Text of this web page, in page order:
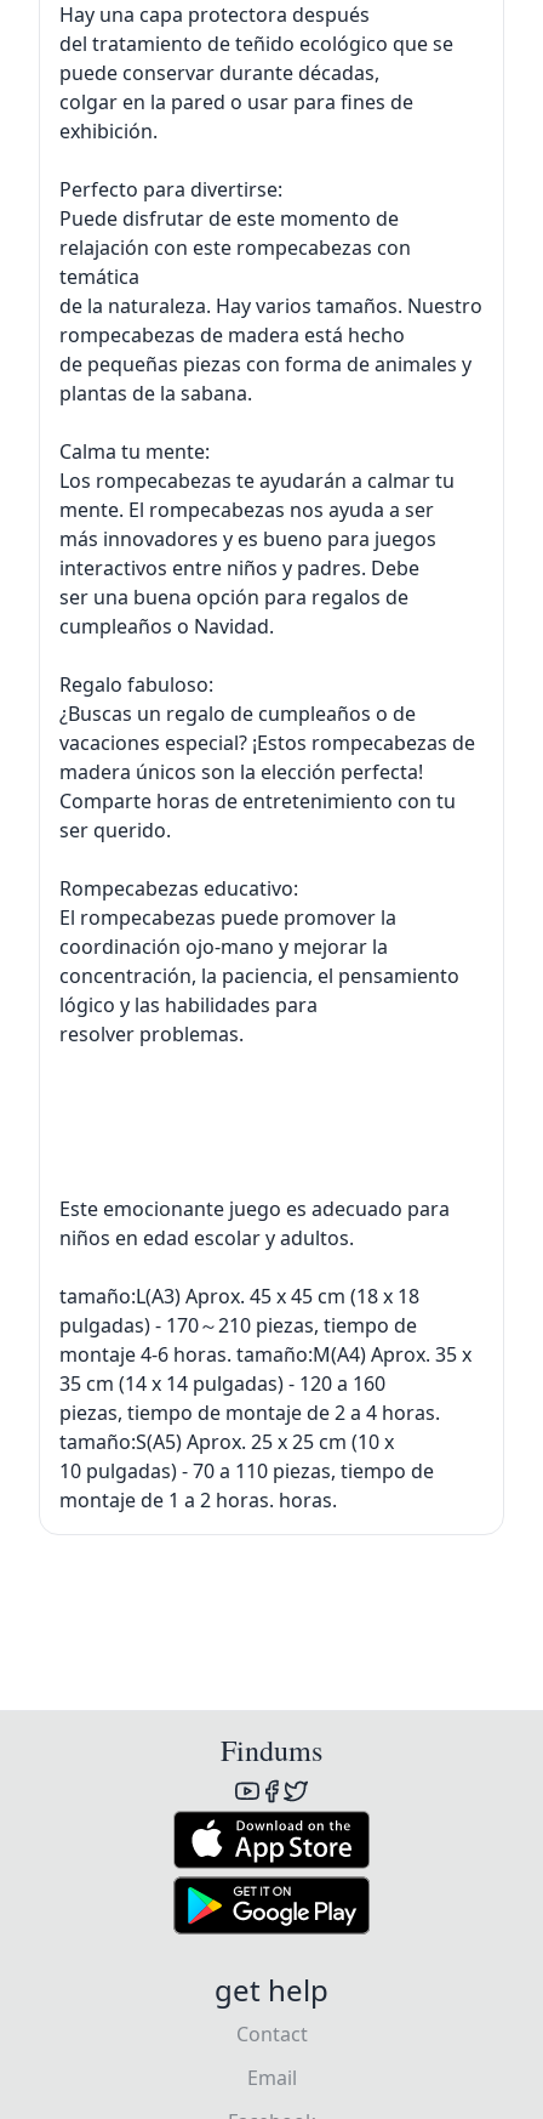
Hay una capa protectora después
del tratamiento de teñido ecológico que se
puede conservar durante décadas,
colgar en la pared o usar para fines de
exhibición.
Perfecto para divertirse:
Puede disfrutar de este momento de
relajación con este rompecabezas con
temática
de la naturaleza. Hay varios tamaños. Nuestro
rompecabezas de madera está hecho
de pequeñas piezas con forma de animales y
plantas de la sabana.
Calma tu mente:
Los rompecabezas te ayudarán a calmar tu
mente. El rompecabezas nos ayuda a ser
más innovadores y es bueno para juegos
interactivos entre niños y padres. Debe
ser una buena opción para regalos de
cumpleaños o Navidad.
Regalo fabuloso:
¿Buscas un regalo de cumpleaños o de
vacaciones especial? ¡Estos rompecabezas de
madera únicos son la elección perfecta!
Comparte horas de entretenimiento con tu
ser querido.
Rompecabezas educativo:
El rompecabezas puede promover la
coordinación ojo-mano y mejorar la
concentración, la paciencia, el pensamiento
lógico y las habilidades para
resolver problemas.
Este emocionante juego es adecuado para
niños en edad escolar y adultos.
tamaño:L(A3) Aprox. 45 x 45 cm (18 x 18
pulgadas) - 170～210 piezas, tiempo de
montaje 4-6 horas. tamaño:M(A4) Aprox. 35 x
35 cm (14 x 14 pulgadas) - 120 a 160
piezas, tiempo de montaje de 2 a 4 horas.
tamaño:S(A5) Aprox. 25 x 25 cm (10 x
10 pulgadas) - 70 a 110 piezas, tiempo de
montaje de 1 a 2 horas. horas.
Findums
get help
Contact
Email